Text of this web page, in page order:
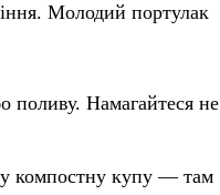
Молодий портулак
поливу. Намагайтеся не
у компостну купу — там